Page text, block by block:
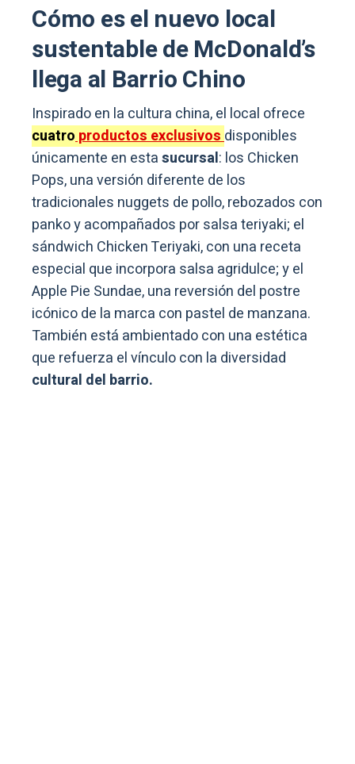
Cómo es el nuevo local
sustentable de McDonald’s
llega al Barrio Chino
Inspirado en la cultura china, el local ofrece
cuatroproductos exclusivosdisponibles
únicamente en estasucursal: los Chicken
Pops, una versión diferente de los
tradicionales nuggets de pollo, rebozados con
panko y acompañados por salsa teriyaki; el
sándwich Chicken Teriyaki, con una receta
especial que incorpora salsa agridulce; y el
Apple Pie Sundae, una reversión del postre
icónico de la marca con pastel de manzana.
También está ambientado con una estética
que refuerza el vínculo con la diversidad
cultural del barrio.